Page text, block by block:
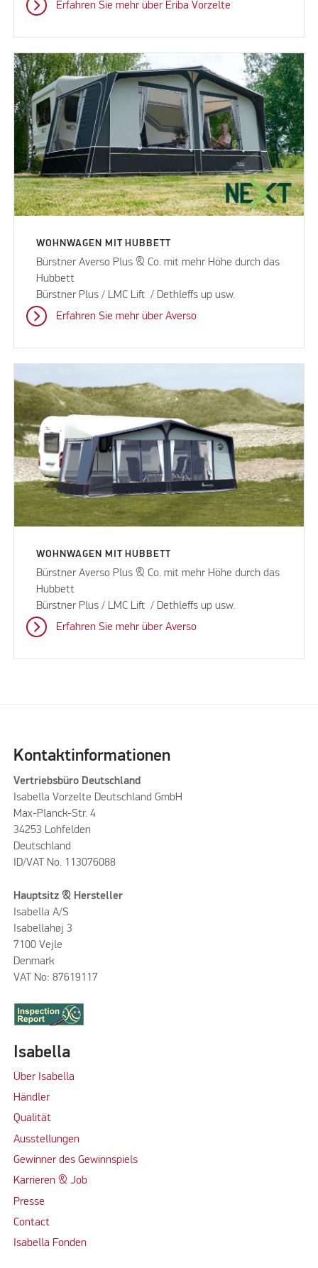
Erfahren Sie mehr über Eriba Vorzelte
WOHNWAGEN MIT HUBBETT
Bürstner Averso Plus & Co. mit mehr Höhe durch das
Hubbett
Bürstner Plus / LMC Lift / Dethleffs up usw.
Erfahren Sie mehr über Averso
WOHNWAGEN MIT HUBBETT
Bürstner Averso Plus & Co. mit mehr Höhe durch das
Hubbett
Bürstner Plus / LMC Lift / Dethleffs up usw.
Erfahren Sie mehr über Averso
Kontaktinformationen
Vertriebsbüro Deutschland
Isabella Vorzelte Deutschland GmbH
Max-Planck-Str. 4
34253 Lohfelden
Deutschland
ID/VAT No. 113076088
Hauptsitz & Hersteller
Isabella A/S
Isabellahøj 3
7100 Vejle
Denmark
VAT No: 87619117
Isabella
Über Isabella
Händler
Qualität
Ausstellungen
Gewinner des Gewinnspiels
Karrieren & Job
Presse
Contact
Isabella Fonden